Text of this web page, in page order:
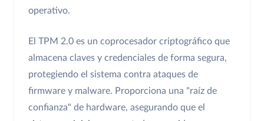
operativo.
El TPM 2.0 es un coprocesador criptográfico que
almacena claves y credenciales de forma segura,
protegiendo el sistema contra ataques de
firmware y malware. Proporciona una "raíz de
confianza" de hardware, asegurando que el